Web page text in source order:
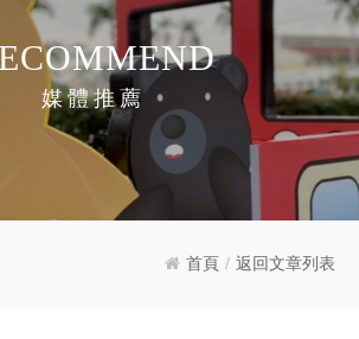
媒體推薦
首頁 / 返回文章列表